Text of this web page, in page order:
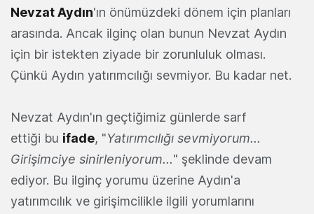
Nevzat Aydın'ın önümüzdeki dönem için planları
arasında. Ancak ilginç olan bunun Nevzat Aydın
için bir istekten ziyade bir zorunluluk olması.
Çünkü Aydın yatırımcılığı sevmiyor. Bu kadar net.
Nevzat Aydın'ın geçtiğimiz günlerde sarf
ettiği bu ifade, "Yatırımcılığı sevmiyorum...
Girişimciye sinirleniyorum..." şeklinde devam
ediyor. Bu ilginç yorumu üzerine Aydın'a
yatırımcılık ve girişimcilikle ilgili yorumlarını